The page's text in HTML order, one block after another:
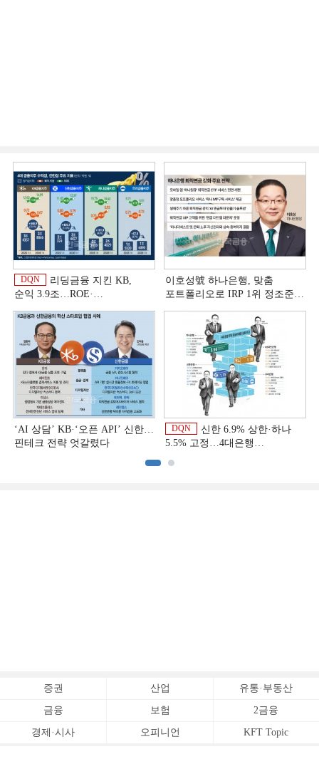
DQN
리딩금융 지킨 KB,
순익 3.9조…ROE·
상반기 금융 리그테이블]
이호성號 하나은행, 맞춤
포트폴리오로 IRP 1위 정조준
‘AI 상담’ KB·‘오픈 API’ 신한…
핀테크 전략 엇갈렸다
DQN
신한 6.9% 상한·하나
5.5% 고정…4대은행
증권 산업 유통·부동산
금융 보험 2금융
경제·시사 오피니언 KFT Topic